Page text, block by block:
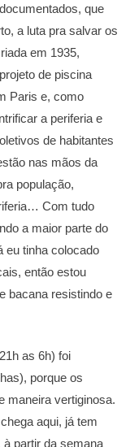
que
a luta pra salvar os
em 1935,
de piscina
Paris e, como
a periferia e
de habitantes
nas mãos da
população,
Com tudo
a maior parte do
eu tinha colocado
então estou
bacana resistindo e
as 6h) foi
porque os
maneira vertiginosa.
aqui, já tem
partir da semana